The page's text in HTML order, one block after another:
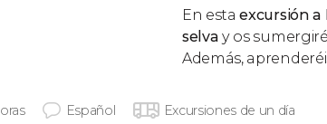
En estaexcursión a
selva y os
Además,
Español Excursiones de un día